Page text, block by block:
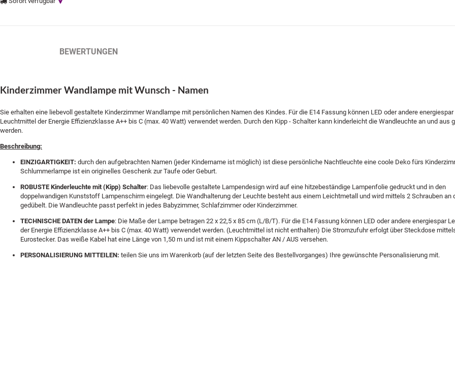
BEWERTUNGEN
Kinderzimmer Wandlampe mit Wunsch - Namen
Sie erhalten eine liebevoll gestaltete Kinderzimmer Wandlampe mit persönlichen Namen des Kindes. Für die E14 Fassung können LED oder andere energiespar
Leuchtmittel der Energie Effizienzklasse A++ bis C (max. 40 Watt) verwendet werden. Durch den Kipp - Schalter kann kinderleicht die Wandleuchte an und aus
werden.
Beschreibung:
EINZIGARTIGKEIT: durch den aufgebrachten Namen (jeder Kindername ist möglich) ist diese persönliche Nachtleuchte eine coole Deko fürs
Schlummerlampe ist ein originelles Geschenk zur Taufe oder Geburt.
ROBUSTE Kinderleuchte mit (Kipp) Schalter: Das liebevolle gestaltete Lampendesign wird auf eine hitzebeständige Lampenfolie gedruckt und in den
doppelwandigen Kunststoff Lampenschirm eingelegt. Die Wandhalterung der Leuchte besteht aus einem Leichtmetall und wird mittels 2 Schrauben an
gedübelt. Die Wandleuchte passt perfekt in jedes Babyzimmer, Schlafzimmer oder Kinderzimmer.
TECHNISCHE DATEN der Lampe: Die Maße der Lampe betragen 22 x 22,5 x 85 cm (L/B/T). Für die E14 Fassung können LED oder andere energiespar
der Energie Effizienzklasse A++ bis C (max. 40 Watt) verwendet werden. (Leuchtmittel ist nicht enthalten) Die Stromzufuhr erfolgt über Steckdose
Eurostecker. Das weiße Kabel hat eine Länge von 1,50 m und ist mit einem Kippschalter AN / AUS versehen.
PERSONALISIERUNG MITTEILEN: teilen Sie uns im Warenkorb (auf der letzten Seite des Bestellvorganges) Ihre gewünschte Personalisierung mit.